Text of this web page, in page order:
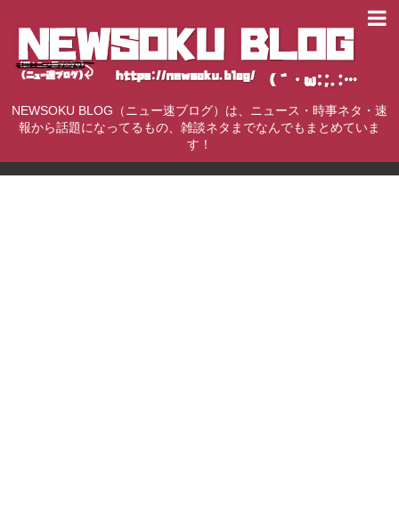
NEWSOKU BLOG（ニュー速ブログ）は、ニュース・時事ネタ・速
報から話題になってるもの、雑談ネタまでなんでもまとめていま
す！